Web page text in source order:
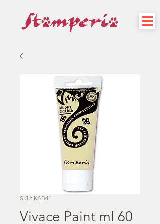
SKU: KAB41
Vivace Paint ml 60